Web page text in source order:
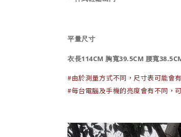
平量尺寸
衣長114CM 胸寬39.5CM 腰寬
#由於測量方式不同，尺寸表可能會
#每台電腦及手機的亮度會有不同，